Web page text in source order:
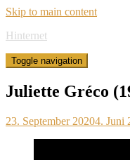
Skip to main content
Hinternet
Toggle navigation
Juliette Gréco
23. September 20204. Juni